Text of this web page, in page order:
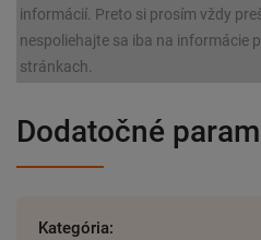
informácií. Preto si prosím vždy
nespoliehajte sa iba na informácie
stránkach.
Dodatočné
Kategória: